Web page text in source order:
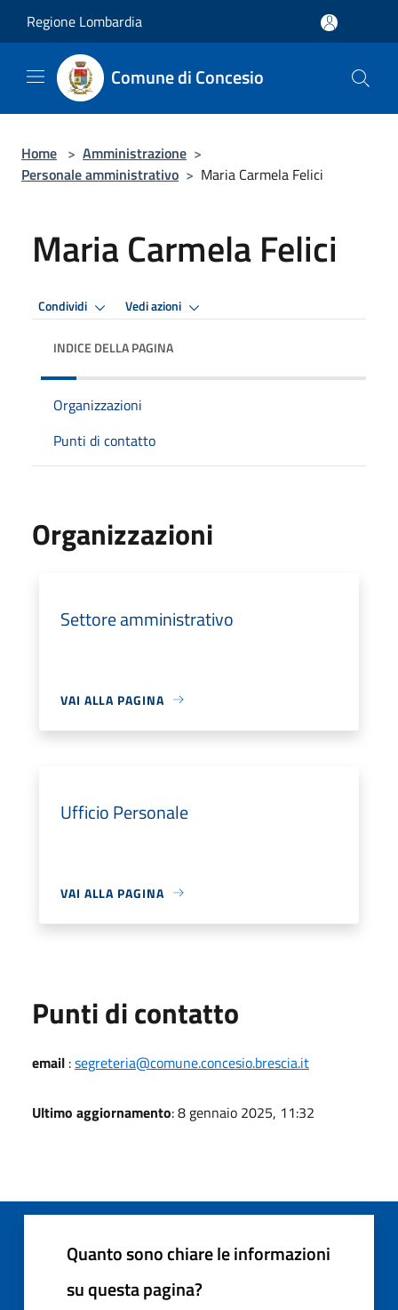
Regione Lombardia
Comune di Concesio
Home > Amministrazione >
Personale amministrativo > Maria Carmela Felici
Maria Carmela Felici
Condividi Vedi azioni
INDICE DELLA PAGINA
Organizzazioni
Punti di contatto
Organizzazioni
Settore amministrativo
VAI ALLA PAGINA
Ufficio Personale
VAI ALLA PAGINA
Punti di contatto
email :segreteria@comune.concesio.brescia.it
Ultimo aggiornamento: 8 gennaio 2025, 11:32
Quanto sono chiare le informazioni
su questa pagina?